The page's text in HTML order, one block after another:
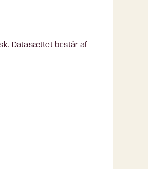
Datasættet består af